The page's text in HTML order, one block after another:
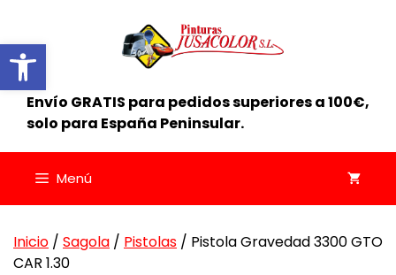
Abrir barra de herramientas
contenido
Envío GRATIS para pedidos superiores a 100€,
solo para España Peninsular.
Menú
Inicio / Sagola / Pistolas / Pistola Gravedad 3300 GTO
CAR 1.30